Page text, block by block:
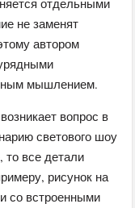
отдельными
не заменят
автором
мышлением.
вопрос в
светового шоу
то все детали
рисунок на
со встроенными